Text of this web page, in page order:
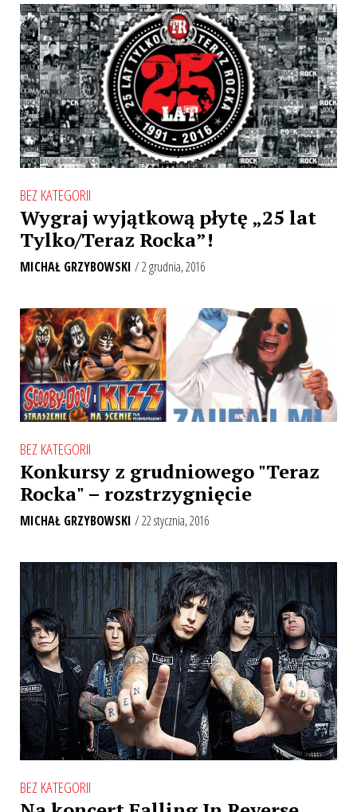
BEZ KATEGORII
Wygraj wyjątkową płytę „25 lat
Tylko/Teraz Rocka”!
MICHAŁ GRZYBOWSKI / 2 grudnia, 2016
BEZ KATEGORII
Konkursy z grudniowego "Teraz
Rocka" – rozstrzygnięcie
MICHAŁ GRZYBOWSKI / 22 stycznia, 2016
BEZ KATEGORII